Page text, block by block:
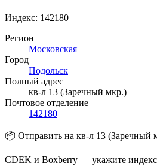
Индекс: 142180
Регион
Московская
Город
Подольск
Полный адрес
кв-л 13 (Заречный мкр.)
Почтовое отделение
142180
📦 Отправить на кв-л 13 (Заречный
CDEK и Boxberry — укажите